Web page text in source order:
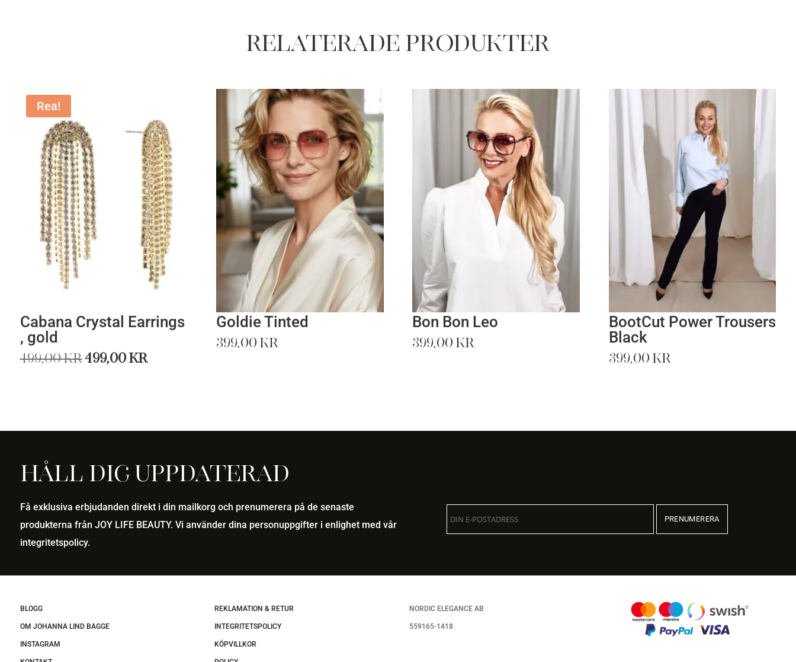
Relaterade produkter
Rea!
Cabana Crystal Earrings
, gold
499,00krDet
499,00krDet
Goldie Tinted
399,00 kr
Bon Bon Leo
399,00kr
BootCut Power Trousers
Black
399,00 kr
Håll dig uppdaterad
Få exklusiva erbjudanden direkt i din mailkorg och prenumerera på de senaste
produkterna från JOY LIFE BEAUTY. Vi använder dina personuppgifter i enlighet med vår
integritetspolicy.
BLOGG
OM JOHANNA LIND BAGGE
INSTAGRAM
REKLAMATION & RETUR
INTEGRITETSPOLICY
KÖPVILLKOR
NORDIC ELEGANCE AB
559165-1418